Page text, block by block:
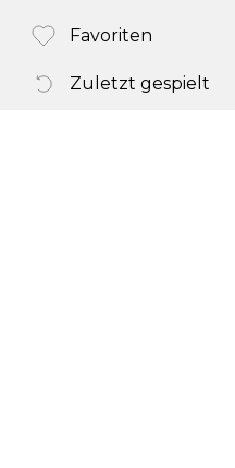
Favoriten
Zuletzt gespielt